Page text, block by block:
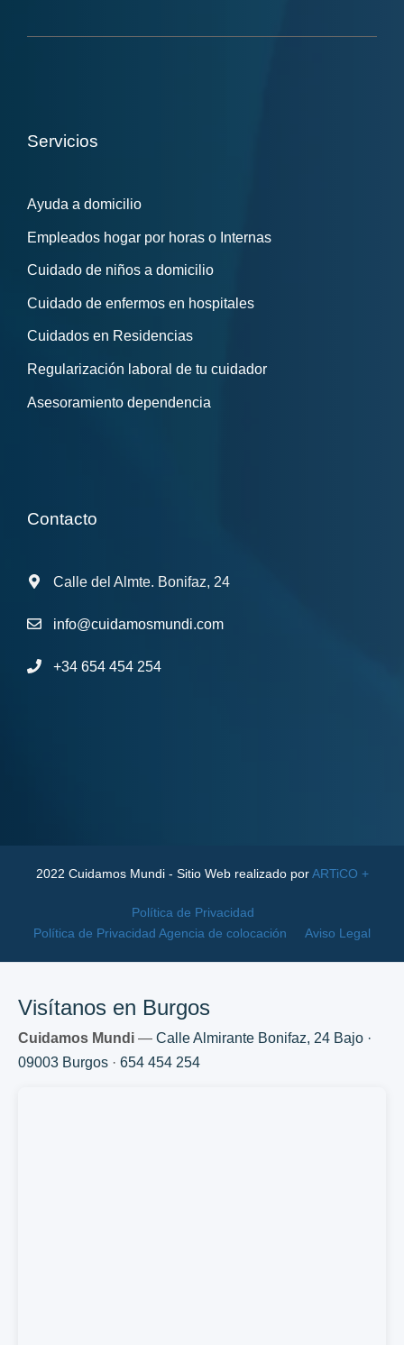
Servicios
Ayuda a domicilio
Empleados hogar por horas o Internas
Cuidado de niños a domicilio
Cuidado de enfermos en hospitales
Cuidados en Residencias
Regularización laboral de tu cuidador
Asesoramiento dependencia
Contacto
Calle del Almte. Bonifaz, 24
info@cuidamosmundi.com
+34 654 454 254
2022 Cuidamos Mundi - Sitio Web realizado porARTiCO +
Política de Privacidad
Política de Privacidad Agencia de colocación
Aviso Legal
Visítanos en Burgos
Cuidamos Mundi — Calle Almirante Bonifaz, 24 Bajo ·
09003 Burgos · 654 454 254